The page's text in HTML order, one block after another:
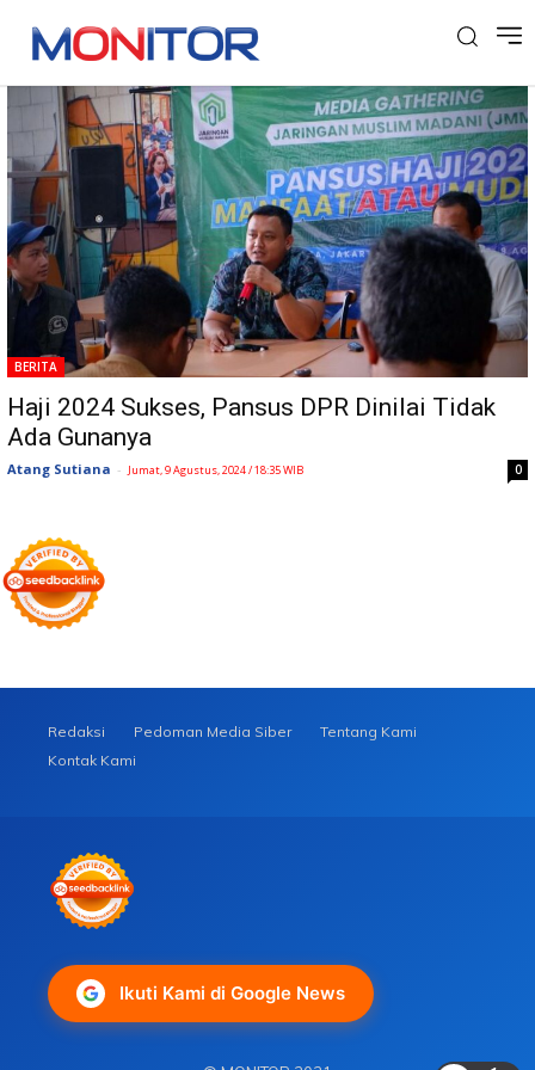
Tag: Dosen UMJ
BERITA
Haji 2024 Sukses, Pansus DPR Dinilai Tidak
Ada Gunanya
Atang Sutiana - Jumat, 9 Agustus, 2024 / 18:35 WIB 0
Redaksi Pedoman Media Siber
Tentang Kami
Kontak Kami
Ikuti Kami di Google News